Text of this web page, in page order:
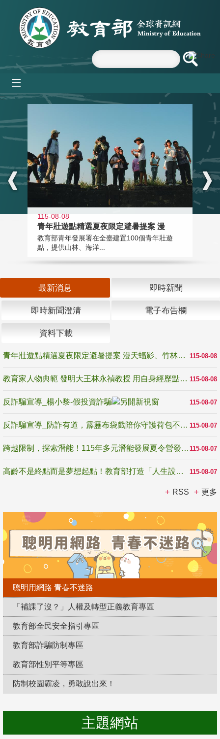
跳到主要內容區塊
:::
115-08-08
青年壯遊點精選夏夜限定避暑提案 漫
教育部青年發展署在全臺建置100個青年壯遊
點，提供山林、海洋...
最新消息 即時新聞
即時新聞澄清 電子布告欄
資料下載
115-08-08
青年壯遊點精選夏夜限定避暑提案 漫天蝠影、竹林尋蛙、茶香夜觀 邀青年暮色出發
115-08-08
教育家人物典範 發明大王林永禎教授 用自身經歷點亮學生的路
115-08-07
反詐騙宣導_楊小黎-假投資詐騙
115-08-07
反詐騙宣導_防詐有道，霹靂布袋戲陪你守護荷包不受騙
115-08-07
跨越限制，探索潛能！115年多元潛能發展夏令營發掘生命無限可能
115-08-07
高齡不是終點而是夢想起點！教育部打造「人生設計夢工場」 參展第3屆高齡健康產業博覽會
RSS 更多
聰明用網路 青春不迷路
「補課了沒？」人權及轉型正義教育專區
教育部全民安全指引專區
教育部詐騙防制專區
教育部性別平等專區
防制校園霸凌，勇敢說出來！
主題網站